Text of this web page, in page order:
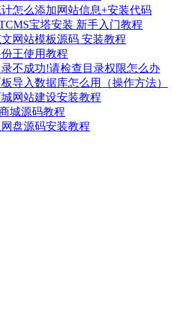
怎么添加网站信息+安装代码
宝塔安装 新手入门教程
网站模板源码 安装教程
王使用教程
不成功!请检查目录权限怎么办
导入数据库怎么用（操作方法）
网站建设安装教程
城源码教程
盘源码安装教程